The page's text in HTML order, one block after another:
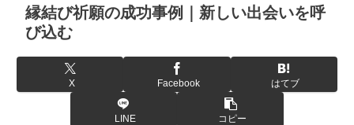
縁結び祈願の成功事例｜新しい出会いを呼
び込む
X Facebook はてブ
LINE コピー